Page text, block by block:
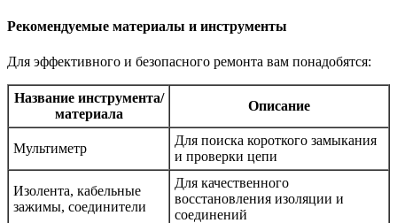
Рекомендуемые материалы и инструменты
Для эффективного и безопасного ремонта вам понадобятся:
Название инструмента/
материала
Описание
Мультиметр
Для поиска короткого замыкания
и проверки цепи
Изолента, кабельные
зажимы, соединители
Для качественного
восстановления изоляции и
соединений